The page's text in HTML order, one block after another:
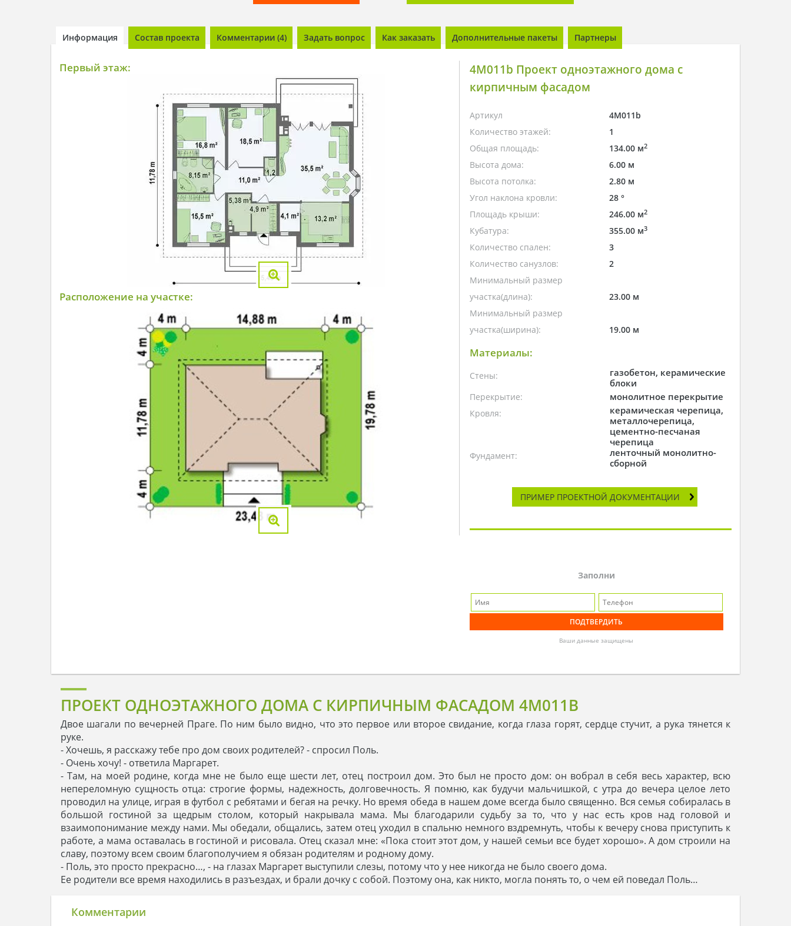
Информация Состав проекта Комментарии (4) Задать вопрос Как заказать Дополнительные пакеты Партнеры
Первый этаж:
Расположение на участке:
4M011b Проект одноэтажного дома с
кирпичным фасадом
Артикул
4M011b
Количество этажей:
1
Общая площадь:
134.00 м2
Высота дома:
6.00 м
Высота потолка:
2.80 м
Угол наклона кровли:
28 °
Площадь крыши:
246.00 м2
Кубатура: 355.00 м3
Количество спален:
3
Количество санузлов:
2
Минимальный размер
участка(длина):
23.00 м
Минимальный размер
участка(ширина):
19.00 м
Материалы:
Стены:
газобетон, керамические
блоки
Перекрытие: монолитное перекрытие
Кровля:
керамическая черепица,
металлочерепица,
цементно-песчаная
черепица
Фундамент:
ленточный монолитно-
сборной
ПРИМЕР ПРОЕКТНОЙ ДОКУМЕНТАЦИИ
Заполни
Ваши данные защищены
ПРОЕКТ ОДНОЭТАЖНОГО ДОМА С КИРПИЧНЫМ ФАСАДОМ 4M011B
Двое шагали по вечерней Праге. По ним было видно, что это первое или второе свидание, когда глаза горят, сердце стучит, а рука тянется к
руке.
- Хочешь, я расскажу тебе про дом своих родителей? - спросил Поль.
- Очень хочу! - ответила Маргарет.
- Там, на моей родине, когда мне не было еще шести лет, отец построил дом. Это был не просто дом: он вобрал в себя весь характер, всю
непереломную сущность отца: строгие формы, надежность, долговечность. Я помню, как будучи мальчишкой, с утра до вечера целое лето
проводил на улице, играя в футбол с ребятами и бегая на речку. Но время обеда в нашем доме всегда было священно. Вся семья собиралась в
большой гостиной за щедрым столом, который накрывала мама. Мы благодарили судьбу за то, что у нас есть кров над головой и
взаимопонимание между нами. Мы обедали, общались, затем отец уходил в спальню немного вздремнуть, чтобы к вечеру снова приступить к
работе, а мама оставалась в гостиной и рисовала. Отец сказал мне: «Пока стоит этот дом, у нашей семьи все будет хорошо». А дом строили на
славу, поэтому всем своим благополучием я обязан родителям и родному дому.
- Поль, это просто прекрасно…, - на глазах Маргарет выступили слезы, потому что у нее никогда не было своего дома.
Ее родители все время находились в разъездах, и брали дочку с собой. Поэтому она, как никто, могла понять то, о чем ей поведал Поль…
Комментарии